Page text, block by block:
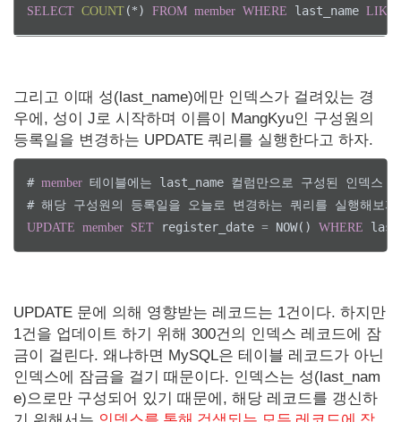
SELECT COUNT ( * ) FROM member WHERE last_name LIKE
그리고 이때 성(last_name)에만 인덱스가 걸려있는 경
우에, 성이 J로 시작하며 이름이 MangKyu인 구성원의
등록일을 변경하는 UPDATE 쿼리를 실행한다고 하자.
# member 테이블에는 last_name 컬럼만으로 구성된 인덱스
UPDATE member SET register_date = NOW() WHERE
UPDATE 문에 의해 영향받는 레코드는 1건이다. 하지만
1건을 업데이트 하기 위해 300건의 인덱스 레코드에 잠
금이 걸린다. 왜냐하면 MySQL은 테이블 레코드가 아닌
인덱스에 잠금을 걸기 때문이다. 인덱스는 성(last_nam
e)으로만 구성되어 있기 때문에, 해당 레코드를 갱신하